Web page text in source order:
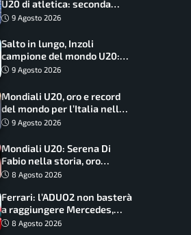
U20 di atletica: seconda
dietro solo agli USA nel
9 Agosto 2026
Salto in lungo, Inzoli
campione del mondo U20:
basta un centimetro
9 Agosto 2026
Mondiali U20, oro e record
del mondo per l’Italia nella
4×100 mista: Doualla
9 Agosto 2026
Mondiali U20: Serena Di
Fabio nella storia, oro
dominio totale nei 5000 di
8 Agosto 2026
Ferrari: l’ADUO2 non basterà
a raggiungere Mercedes,
novità per la Macarena
8 Agosto 2026